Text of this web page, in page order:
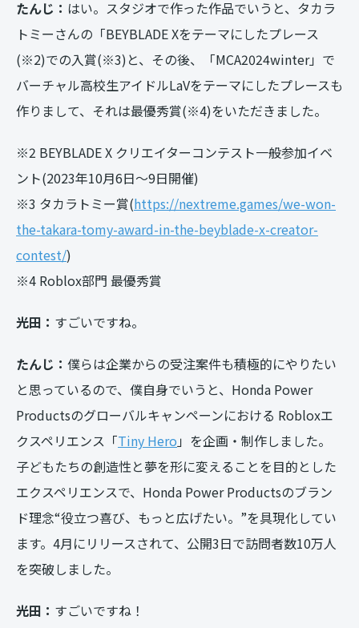
たんじ： はい。スタジオで作った作品でいうと、タカラ
トミーさんの「BEYBLADE Xをテーマにしたプレース
(※2)での入賞(※3)と、その後、「MCA2024winter」で
バーチャル高校生アイドルLaVをテーマにしたプレースも
作りまして、それは最優秀賞(※4)をいただきました。
※2 BEYBLADE X クリエイターコンテスト一般参加イベ
ント(2023年10月6日～9日開催)
※3 タカラトミー賞(https://nextreme.games/we-won-
the-takara-tomy-award-in-the-beyblade-x-creator-
contest/)
※4 Roblox部門 最優秀賞
光田： すごいですね。
たんじ： 僕らは企業からの受注案件も積極的にやりたい
と思っているので、僕自身でいうと、Honda Power
Productsのグローバルキャンペーンにおける Robloxエ
クスペリエンス「Tiny Hero 」を企画・制作しました。
子どもたちの創造性と夢を形に変えることを目的とした
エクスペリエンスで、Honda Power Productsのブラン
ド理念“役立つ喜び、もっと広げたい。”を具現化してい
ます。4月にリリースされて、公開3日で訪問者数10万人
を突破しました。
光田： すごいですね！